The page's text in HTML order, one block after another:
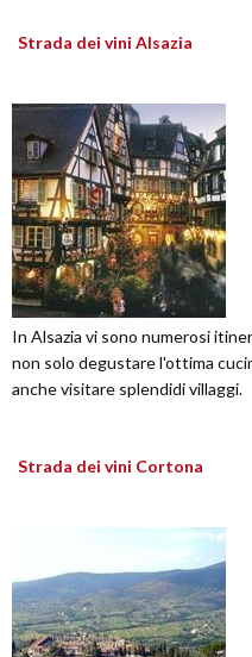
Strada dei vini Alsazia
In Alsazia vi sono numerosi
non solo degustare l'ottima
anche visitare splendidi villaggi.
Strada dei vini Cortona